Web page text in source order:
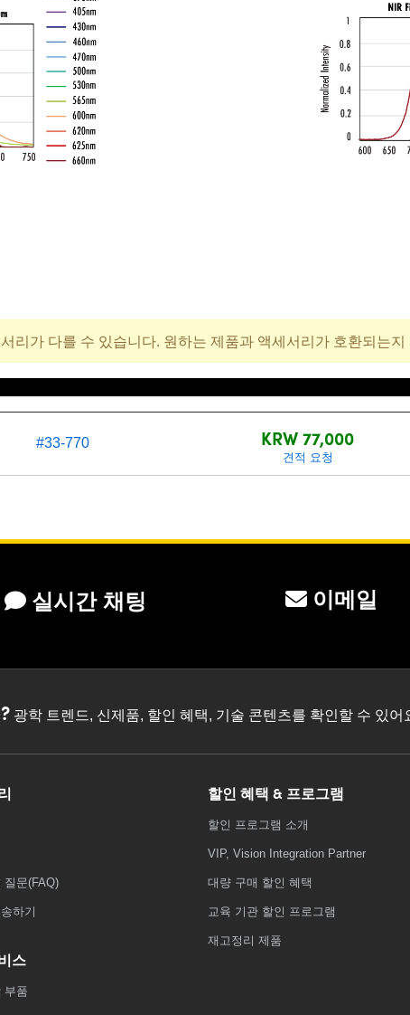
리가 다를 수 있습니다. 원하는 제품과 액세서리가 호환되는
#33-770 KRW 77,000
견적 요청
실시간 채팅 이메일
광학 트렌드, 신제품, 할인 혜택, 기술 콘텐츠를 확인할 수 있어
질문(FAQ)
하기
스
부품
할인 혜택 & 프로그램
할인 프로그램 소개
VIP, Vision Integration Partner
대량 구매 할인 혜택
교육 기관 할인 프로그램
재고정리 제품